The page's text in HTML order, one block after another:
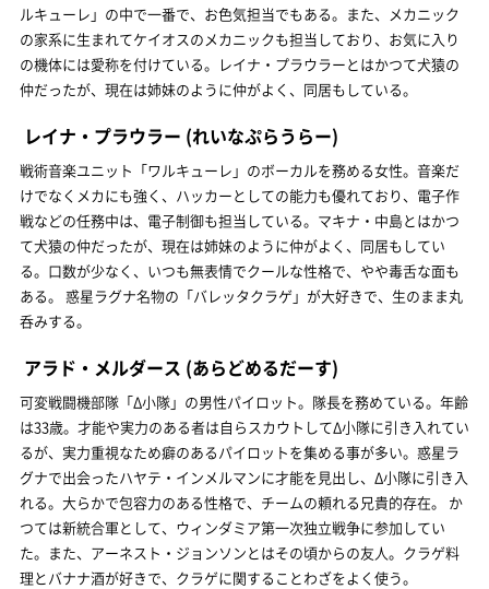
ルキューレ」の中で一番で、お色気担当でもある。また、メカニック
の家系に生まれてケイオスのメカニックも担当しており、お気に入り
の機体には愛称を付けている。レイナ・プラウラーとはかつて犬猿の
仲だったが、現在は姉妹のように仲がよく、同居もしている。
レイナ・プラウラー (れいなぷらうらー)
戦術音楽ユニット「ワルキューレ」のボーカルを務める女性。音楽だ
けでなくメカにも強く、ハッカーとしての能力も優れており、電子作
戦などの任務中は、電子制御も担当している。マキナ・中島とはかつ
て犬猿の仲だったが、現在は姉妹のように仲がよく、同居もしてい
る。口数が少なく、いつも無表情でクールな性格で、やや毒舌な面も
ある。 惑星ラグナ名物の「バレッタクラゲ」が大好きで、生のまま丸
呑みする。
アラド・メルダース (あらどめるだーす)
可変戦闘機部隊「Δ小隊」の男性パイロット。隊長を務めている。年齢
は33歳。才能や実力のある者は自らスカウトしてΔ小隊に引き入れてい
るが、実力重視なため癖のあるパイロットを集める事が多い。惑星ラ
グナで出会ったハヤテ・インメルマンに才能を見出し、Δ小隊に引き入
れる。大らかで包容力のある性格で、チームの頼れる兄貴的存在。 か
つては新統合軍として、ウィンダミア第一次独立戦争に参加してい
た。また、アーネスト・ジョンソンとはその頃からの友人。クラゲ料
理とバナナ酒が好きで、クラゲに関することわざをよく使う。